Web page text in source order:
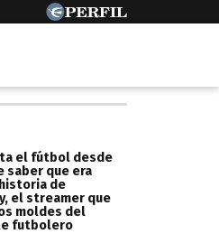
el fútbol desde
saber que era
de
el streamer que
moldes del
futbolero